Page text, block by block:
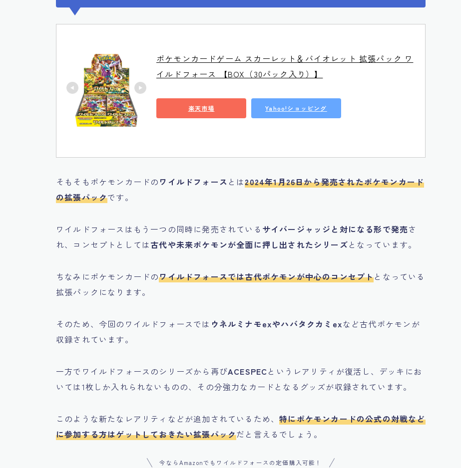
ポケモンカードゲーム スカーレット＆バイオレット 拡張パック ワ
イルドフォース 【BOX（30パック入り）】
楽天市場 Yahoo!ショッピング
そもそもポケモンカードの ワイルドフォース とは2024年1月26日から発売されたポケモンカード
の拡張パックです。
ワイルドフォースはもう一つの同時に発売されている サイバージャッジと対になる形で発売さ
れ、コンセプトとしては古代や未来ポケモンが全面に押し出されたシリーズとなっています。
ちなみにポケモンカードのワイルドフォースでは古代ポケモンが中心のコンセプトとなっている
拡張パックになります。
そのため、今回のワイルドフォースでは ウネルミナモexやハバタクカミexなど古代ポケモンが
収録されています。
一方でワイルドフォースのシリーズから再びACESPECというレアリティが復活し、デッキにお
いては1枚しか入れられないものの、その分強力なカードとなるグッズが収録されています。
このような新たなレアリティなどが追加されているため、特にポケモンカードの公式の対戦など
に参加する方はゲットしておきたい拡張パックだと言えるでしょう。
今ならAmazonでもワイルドフォースの定価購入可能！